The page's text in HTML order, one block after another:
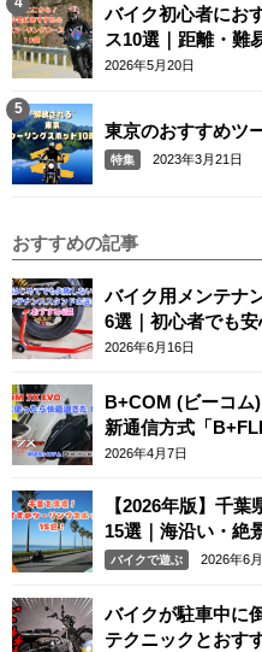
バイク初心者にお
ス10選｜距離・難
2026年5月20日
東京のおすすめツ
特集 2023年3月21日
おすすめの記事
バイク用メンテナ
6選｜初心者でも
2026年6月16日
B+COM (ビーコム
新通信方式「
ー
2026年4月7日
【2026年版】千
15選｜海沿い・絶
バイクで遊ぶ 2026年6
バイクが駐車中に
テクニックとおす